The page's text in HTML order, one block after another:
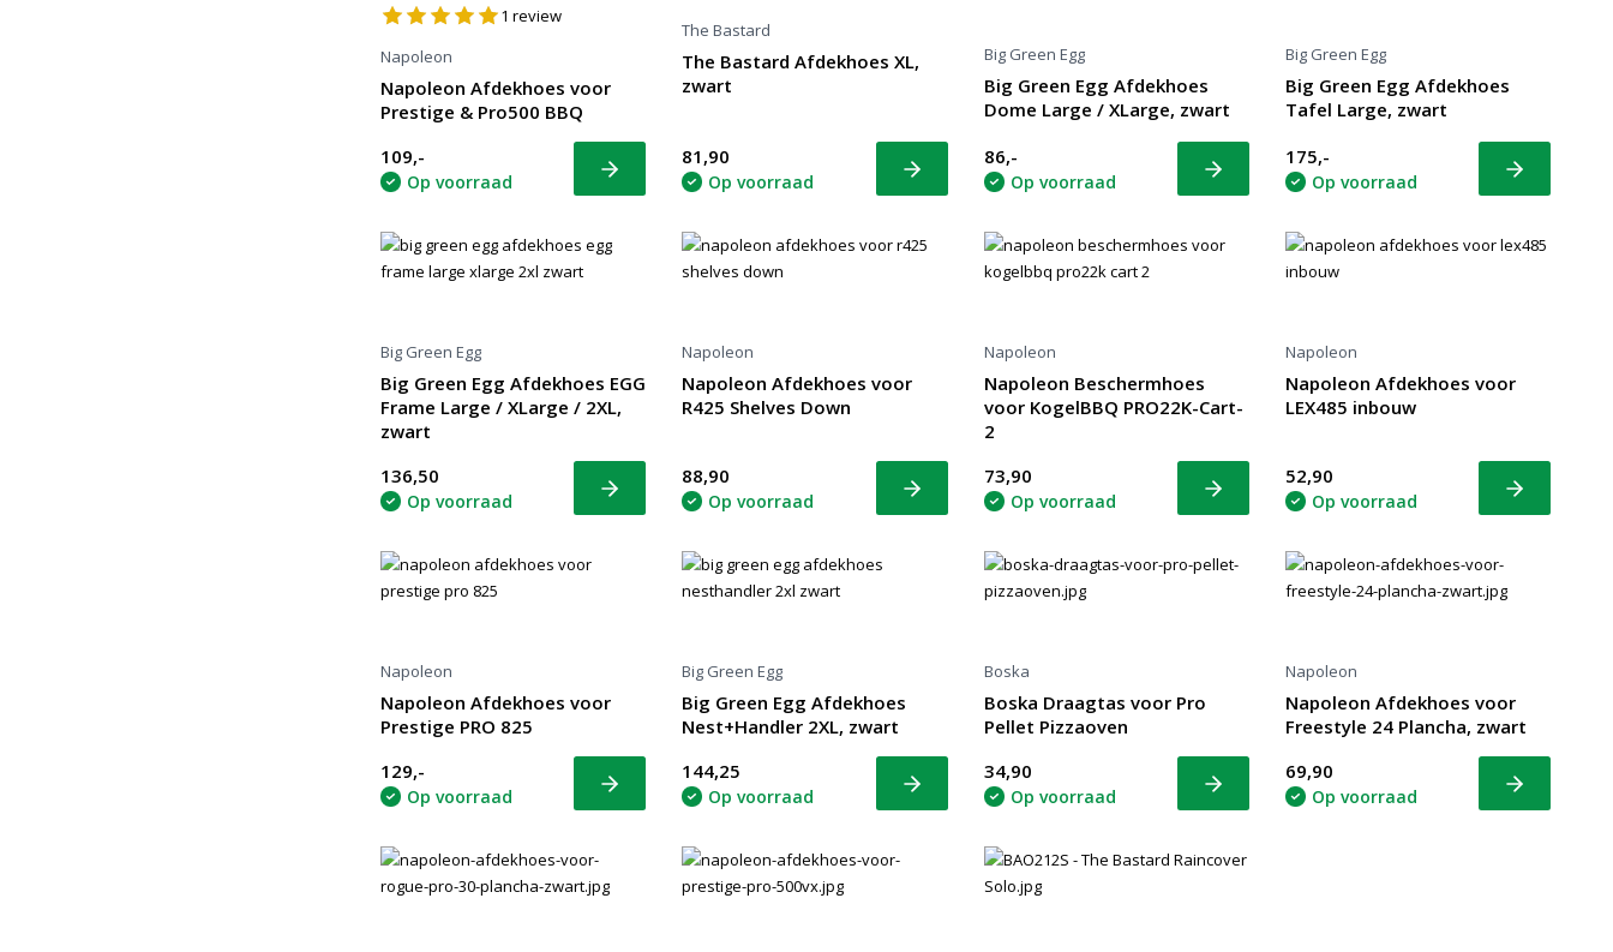
1 review
Napoleon
Napoleon Afdekhoes voor
Prestige & Pro500 BBQ
109,-
Op voorraad Bekijk
The Bastard
The Bastard Afdekhoes XL,
zwart
81,90
Op voorraad Bekijk
Big Green Egg
Big Green Egg Afdekhoes
Dome Large / XLarge, zwart
86,-
Op voorraad Bekijk
Big Green Egg
Big Green Egg Afdekhoes
Tafel Large, zwart
175,-
Op voorraad Bekijk
Big Green Egg
Big Green Egg Afdekhoes EGG
Frame Large / XLarge / 2XL,
zwart
136,50
Op voorraad Bekijk
Napoleon
Napoleon Afdekhoes voor
R425 Shelves Down
88,90
Op voorraad Bekijk
Napoleon
Napoleon Beschermhoes
voor KogelBBQ PRO22K-Cart-
2
73,90
Op voorraad Bekijk
Napoleon
Napoleon Afdekhoes voor
LEX485 inbouw
52,90
Op voorraad Bekijk
Napoleon
Napoleon Afdekhoes voor
Prestige PRO 825
129,-
Op voorraad Bekijk
Big Green Egg
Big Green Egg Afdekhoes
Nest+Handler 2XL, zwart
144,25
Op voorraad Bekijk
Boska
Boska Draagtas voor Pro
Pellet Pizzaoven
34,90
Op voorraad Bekijk
Napoleon
Napoleon Afdekhoes voor
Freestyle 24 Plancha, zwart
69,90
Op voorraad Bekijk